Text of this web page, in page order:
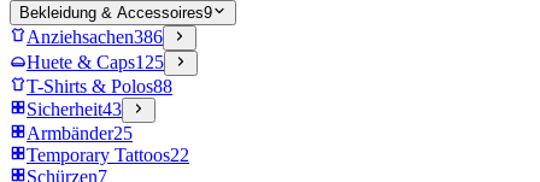
Bekleidung & Accessoires9
Anziehsachen386
Huete & Caps125
T-Shirts & Polos88
Sicherheit43
Armbänder25
Temporary Tattoos22
Schürzen7